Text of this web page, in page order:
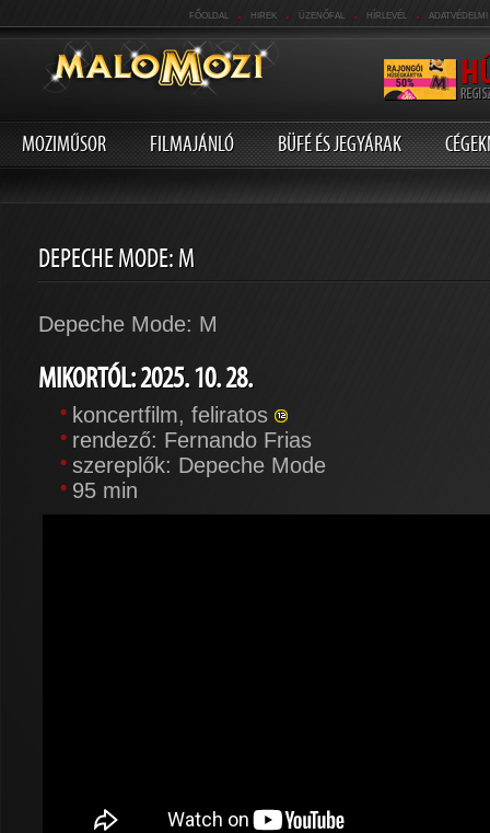
FŐOLDAL . HIREK . ÜZENŐFAL . HÍRLEVÉL . ADATVÉDELMI
MOZIMŰSOR FILMAJÁNLÓ BÜFÉ ÉS JEGYÁRAK
DEPECHE MODE: M
Depeche Mode: M
MIKORTÓL: 2025. 10. 28.
koncertfilm, feliratos
rendező: Fernando Frias
szereplők: Depeche Mode
95 min